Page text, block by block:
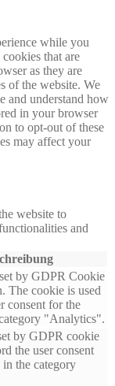
while you
that are
as they are
of the website. We
and understand how
in your browser
to opt-out of these
may affect your
website to
and
by GDPR Cookie
The cookie is used
consent for the
"Analytics".
by GDPR cookie
the user consent
the category